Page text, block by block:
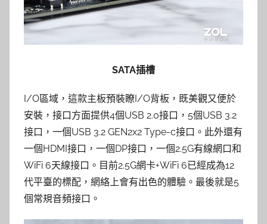
SATA插槽
I/O區域，這款主板預裝瞭I/O背板，既美觀又便於
安裝，接口方面提供4個USB 2.0接口，5個USB 3.2
接口，一個USB 3.2 GEN2x2 Type-c接口。此外還有
一個HDMI接口，一個DP接口，一個2.5G有線網口和
WiFi 6天線接口。目前2.5G網卡+WiFi 6已經成為12
代平臺的標配，網絡上會有出色的體驗。最後就是5
個常規音頻接口。